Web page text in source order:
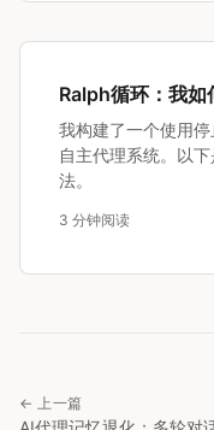
Ralph循环：我如
我构建了一个使用
自主代理系统。以
法。
3 分钟阅读
← 上一篇